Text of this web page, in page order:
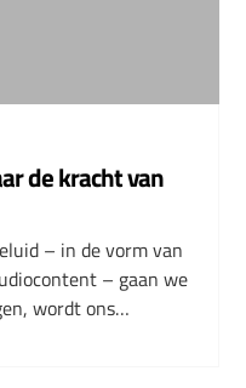
de kracht van
– in de vorm van
– gaan we
wordt ons…